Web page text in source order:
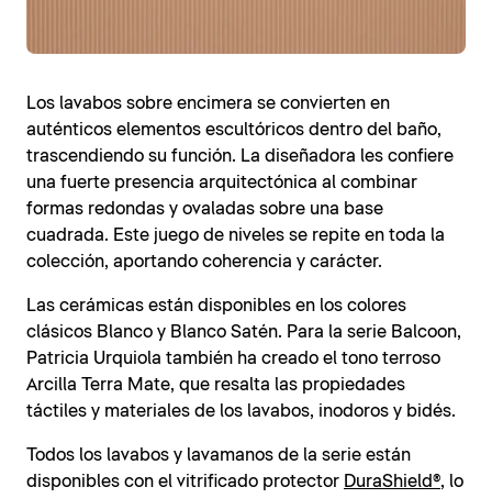
Los lavabos sobre encimera se convierten en
auténticos elementos escultóricos dentro del baño,
trascendiendo su función. La diseñadora les confiere
una fuerte presencia arquitectónica al combinar
formas redondas y ovaladas sobre una base
cuadrada. Este juego de niveles se repite en toda la
colección, aportando coherencia y carácter.
Las cerámicas están disponibles en los colores
clásicos Blanco y Blanco Satén. Para la serie Balcoon,
Patricia Urquiola también ha creado el tono terroso
Arcilla Terra Mate, que resalta las propiedades
táctiles y materiales de los lavabos, inodoros y bidés.
Todos los lavabos y lavamanos de la serie están
disponibles con el vitrificado protector DuraShield®, lo